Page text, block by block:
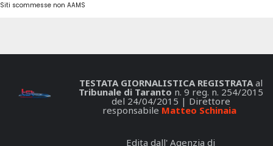
Siti scommesse non AAMS
TESTATA GIORNALISTICA REGISTRATAal
Tribunale di Taranto n. 9 reg. n. 254/2015
del 24/04/2015 | Direttore
responsabile Matteo Schinaia
Edita dall' Agenzia di